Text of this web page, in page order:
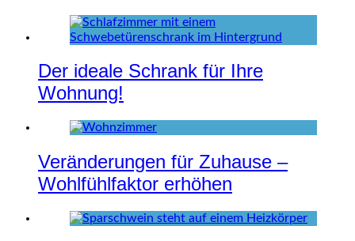
Der ideale Schrank für Ihre
Wohnung!
Veränderungen für Zuhause –
Wohlfühlfaktor erhöhen